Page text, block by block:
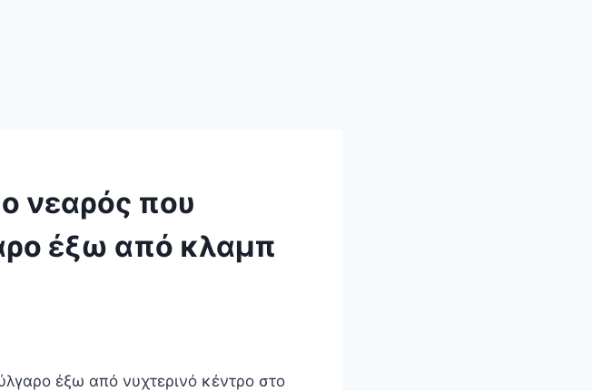
νεαρός που
έξω από κλαμπ
έξω από νυχτερινό κέντρο στο